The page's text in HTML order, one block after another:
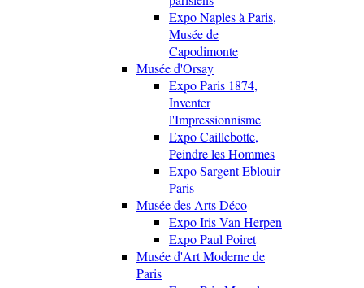
Expo Naples à Paris,
Musée de
Capodimonte
Musée d'Orsay
Expo Paris 1874,
Inventer
l'Impressionnisme
Expo Caillebotte,
Peindre les Hommes
Expo Sargent Eblouir
Paris
Musée des Arts Déco
Expo Iris Van Herpen
Expo Paul Poiret
Musée d'Art Moderne de
Paris